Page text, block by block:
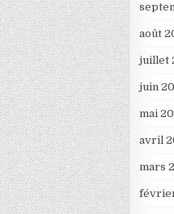
août
juillet
juin
mai
avril
mars